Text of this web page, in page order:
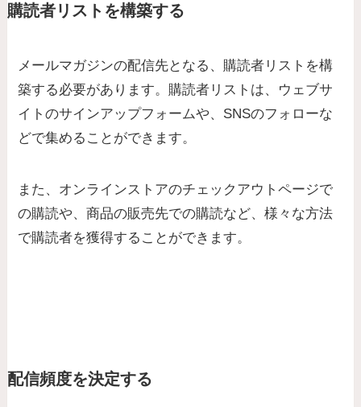
購読者リストを構築する
メールマガジンの配信先となる、購読者リストを構
築する必要があります。購読者リストは、ウェブサ
イトのサインアップフォームや、SNSのフォローな
どで集めることができます。
また、オンラインストアのチェックアウトページで
の購読や、商品の販売先での購読など、様々な方法
で購読者を獲得することができます。
配信頻度を決定する